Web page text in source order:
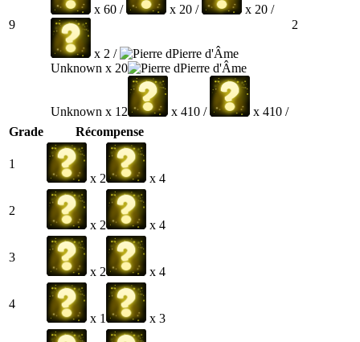
9
x 60 / x 20 / x 20 /
x 2 /
Pierre d'Âme
Unknown x 20
Pierre d'Âme
Unknown x 12 x 410 / x 410 /
2
Grade Récompense
1
x 2
x 4
2
x 2
x 4
3
x 2
x 4
4
x 1
x 3